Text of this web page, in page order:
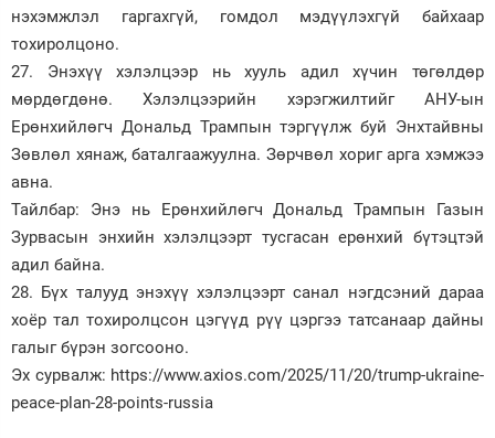
нэхэмжлэл гаргахгүй, гомдол мэдүүлэхгүй байхаар
тохиролцоно.
27. Энэхүү хэлэлцээр нь хууль адил хүчин төгөлдөр
мөрдөгдөнө. Хэлэлцээрийн хэрэгжилтийг АНУ-ын
Ерөнхийлөгч Дональд Трампын тэргүүлж буй Энхтайвны
Зөвлөл хянаж, баталгаажуулна. Зөрчвөл хориг арга хэмжээ
авна.
Тайлбар: Энэ нь Ерөнхийлөгч Дональд Трампын Газын
Зурвасын энхийн хэлэлцээрт тусгасан ерөнхий бүтэцтэй
адил байна.
28. Бүх талууд энэхүү хэлэлцээрт санал нэгдсэний дараа
хоёр тал тохиролцсон цэгүүд рүү цэргээ татсанаар дайны
галыг бүрэн зогсооно.
Эх сурвалж: https://www.axios.com/2025/11/20/trump-ukraine-
peace-plan-28-points-russia